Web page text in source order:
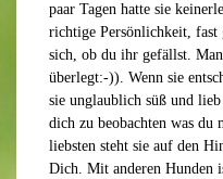
paar Tagen hatte sie
richtige Persönlichkeit,
sich, ob du ihr gefällst.
überlegt:-)). Wenn sie
sie unglaublich süß und
dich zu beobachten was du
liebsten steht sie auf den
Dich. Mit anderen Hunden